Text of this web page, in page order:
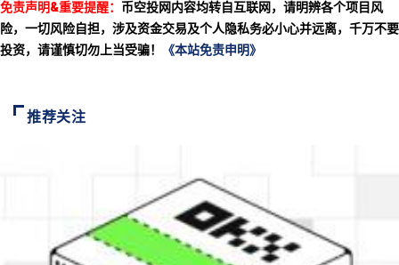
免责声明&重要提醒： 币空投网内容均转自互联网，请明辨各个项目风
险，一切风险自担，涉及资金交易及个人隐私务必小心并远离，千万不要
投资，请谨慎切勿上当受骗！
《本站免责申明》
推荐关注